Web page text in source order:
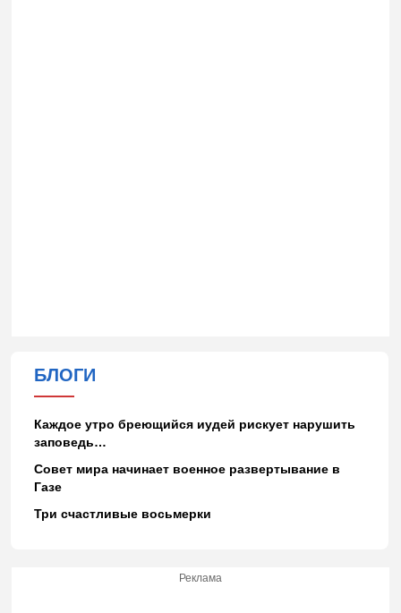
БЛОГИ
Каждое утро бреющийся иудей рискует нарушить
заповедь…
Совет мира начинает военное развертывание в
Газе
Три счастливые восьмерки
Реклама